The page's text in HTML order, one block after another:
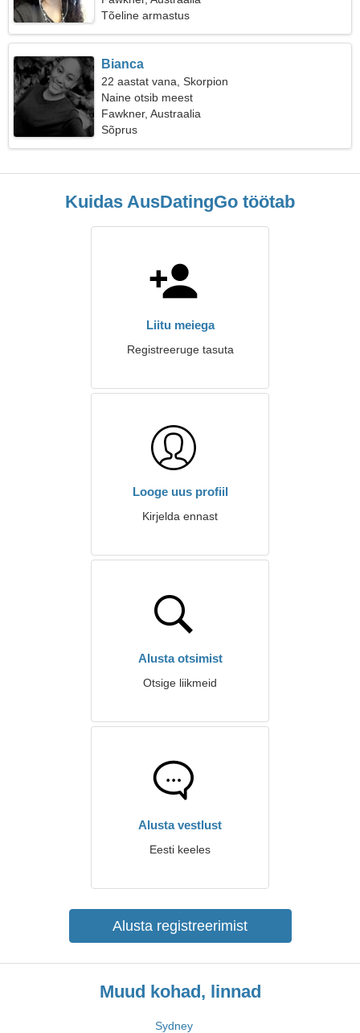
Tõeline armastus
Bianca
22 aastat vana, Skorpion
Naine otsib meest
Fawkner, Austraalia
Sõprus
Kuidas AusDatingGo töötab
Liitu meiega
Registreeruge tasuta
Looge uus profiil
Kirjelda ennast
Alusta otsimist
Otsige liikmeid
Alusta vestlust
Eesti keeles
Alusta registreerimist
Muud kohad, linnad
Sydney